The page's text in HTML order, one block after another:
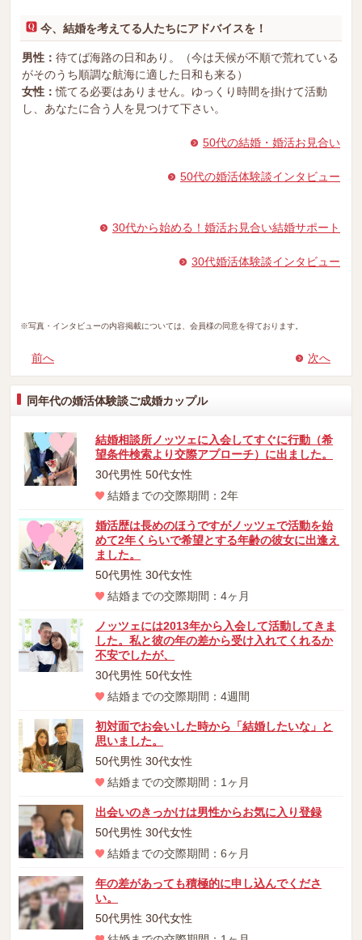
今、結婚を考えてる人たちにアドバイスを！
男性： 待てば海路の日和あり。（今は天候が不順で荒れている
がそのうち順調な航海に適した日和も来る）
女性：慌てる必要はありません。ゆっくり時間を掛けて活動
し、あなたに合う人を見つけて下さい。
50代の結婚・婚活お見合い
50代の婚活体験談インタビュー
30代から始める！婚活お見合い結婚サポート
30代婚活体験談インタビュー
※写真・インタビューの内容掲載については、会員様の同意を得ております。
前へ 次へ
同年代の婚活体験談ご成婚カップル
結婚相談所ノッツェに入会してすぐに行動（希
望条件検索より交際アプローチ）に出ました。
30代男性 50代女性
結婚までの交際期間：2年
婚活歴は長めのほうですがノッツェで活動を始
めて2年くらいで希望とする年齢の彼女に出逢え
ました。
50代男性 30代女性
結婚までの交際期間：4ヶ月
ノッツェには2013年から入会して活動してきま
した。私と彼の年の差から受け入れてくれるか
不安でしたが、
30代男性 50代女性
結婚までの交際期間：4週間
初対面でお会いした時から「結婚したいな」と
思いました。
50代男性 30代女性
結婚までの交際期間：1ヶ月
出会いのきっかけは男性からお気に入り登録
50代男性 30代女性
結婚までの交際期間：6ヶ月
年の差があっても積極的に申し込んでくださ
い。
50代男性 30代女性